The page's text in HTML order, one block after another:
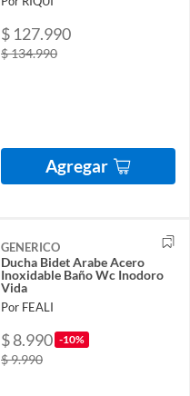
$ 127.990
$ 134.990
Agregar
GENERICO
Ducha Bidet Arabe Acero
Inoxidable Baño Wc Inodoro
Vida
Por FEALI
$ 8.990 -10%
$ 9.990